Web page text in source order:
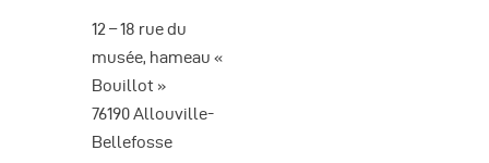
12 – 18 rue du
musée, hameau «
Bouillot »
76190 Allouville-
Bellefosse